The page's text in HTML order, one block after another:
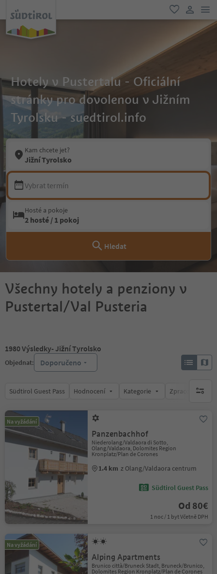
oblíbené
Hotely v Pustertalu - Oficiální
stránky pro dovolenou v Jižním
Tyrolsku - suedtirol.info
Kam chcete jet?
Jižní Tyrolsko
Vybrat termín
Hosté a pokoje
2 hosté / 1 pokoj
Hledat
Všechny hotely a penziony v
Pustertal/Val Pusteria
1980Výsledky- Jižní Tyrolsko
Objednat: Doporučeno
Südtirol Guest Pass Hodnocení Kategorie Zpracovávábrak
Na vyžádání
Panzenbachhof
Niederolang/Valdaora di Sotto,
Olang/Valdaora, Dolomites Region
Kronplatz/Plan de Corones
1.4 km z Olang/Valdaora centrum
Südtirol Guest Pass
Od 80€
1 noc / 1 byt Včetně DPH
Na vyžádání
Alping Apartments
Brunico città/Bruneck Stadt, Bruneck/Brunico,
Dolomites Region Kronplatz/Plan de Corones